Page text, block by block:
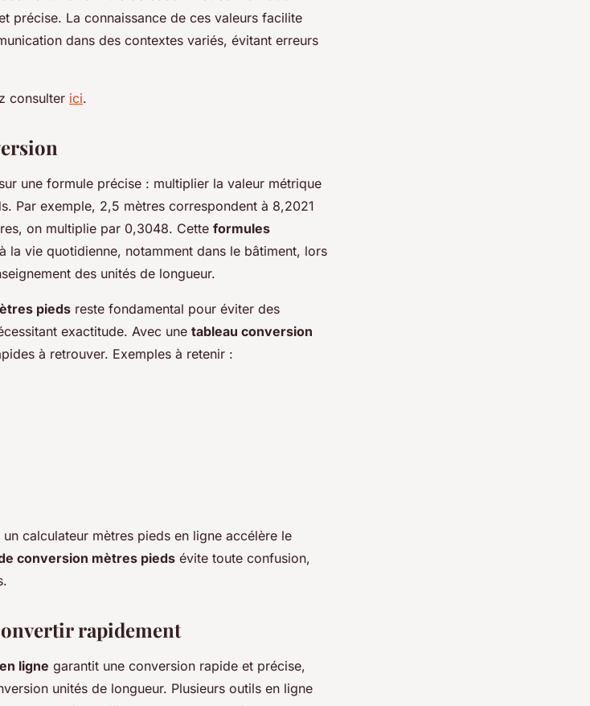
précise. La connaissance de ces valeurs facilite
dans des contextes variés, évitant erreurs
consulter ici.
une formule précise : multiplier la valeur métrique
Par exemple, 2,5 mètres correspondent à 8,2021
on multiplie par 0,3048. Cette formules
la vie quotidienne, notamment dans le bâtiment, lors
des unités de longueur.
pieds reste fondamental pour éviter des
exactitude. Avec une tableau conversion
à retrouver. Exemples à retenir :
un calculateur mètres pieds en ligne accélère le
conversion mètres pieds évite toute confusion,
rapidement
ligne garantit une conversion rapide et précise,
unités de longueur. Plusieurs outils en ligne